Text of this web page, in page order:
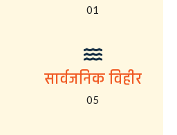
01
सार्वजनिक विहीर
05